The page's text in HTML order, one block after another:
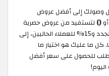
وصولك إلى أفضل عروض
أو() لتستفيد من عروض حصرية
تشمل خصم يصل إلى 30% للعملاء الجدد و15% للعملاء الحاليين، إلى
1 واحصل على 1 مجانًا. كل ما عليك هو اختيار ما
للحصول على سعر أفضل